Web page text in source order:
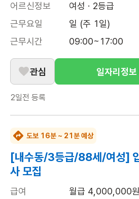
어르신정보
여성 · 2등급
근무요일
일 (주 1일)
근무시간
09:00~17:00
관심 일자리정보
2일전 등록
도보 16분 ~ 21분 예상
[내수동/3등급/88세/여성]
사 모집
급여
월급 4,000,000원